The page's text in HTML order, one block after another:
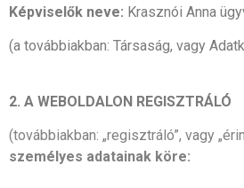
Képviselők neve: Krasznói Anna
(a továbbiakban: Társaság, vagy
2. A WEBOLDALON REGISZTRÁLÓ
(továbbiakban: „regisztráló”, vagy
személyes adatainak köre: